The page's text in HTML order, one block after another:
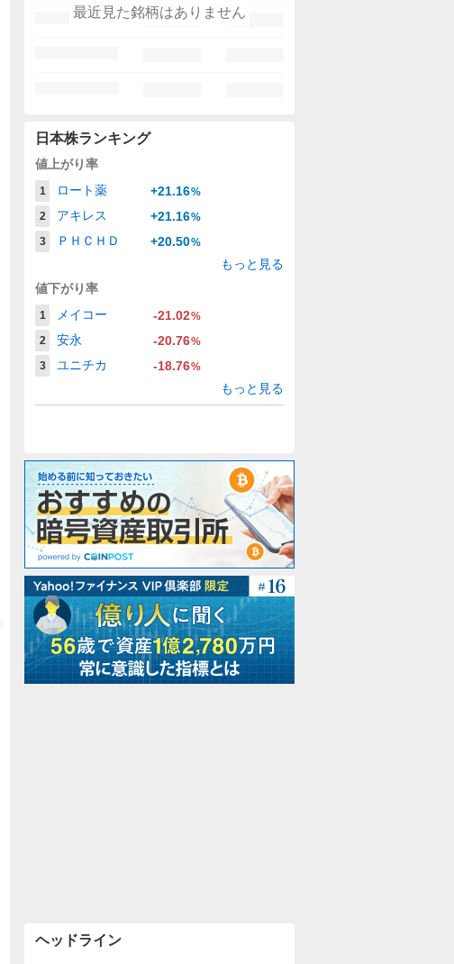
最近見た銘柄はありません
日本株ランキング
値上がり率
1 ロート薬 +21.16%
2
アキレス +21.16%
3
ＰＨＣＨＤ +20.50%
もっと見る
値下がり率
1 メイコー -21.02%
2
安永 -20.76%
3
ユニチカ -18.76%
もっと見る
ヘッドライン